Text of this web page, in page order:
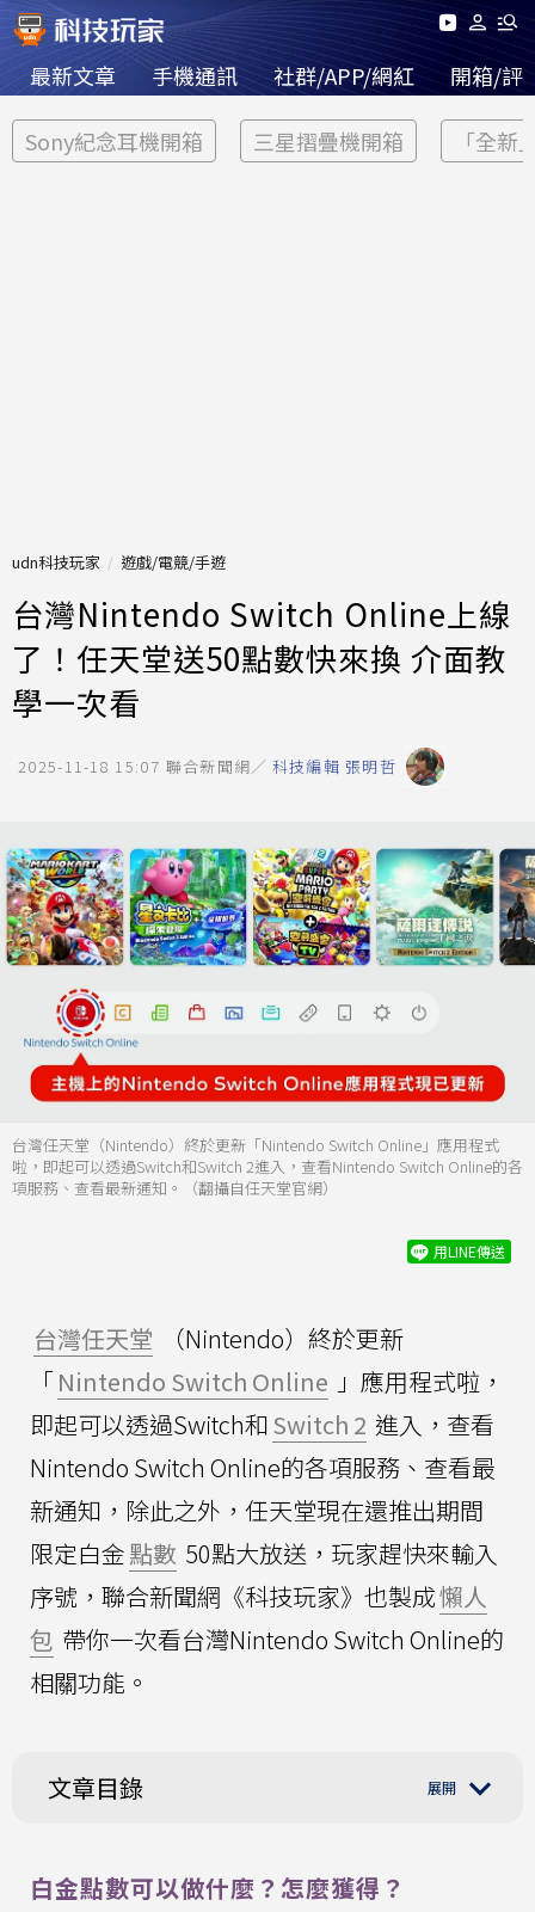
最新文章 手機通訊 社群/APP/網紅 開箱/評
Sony紀念耳機開箱 三星摺疊機開箱 「全新
udn科技玩家 遊戲/電競/手遊
台灣Nintendo Switch Online上線
了！任天堂送50點數快來換 介面教
學一次看
2025-11-18 15:07 聯合新聞網／ 科技編輯 張明哲
台灣任天堂（Nintendo）終於更新「Nintendo Switch Online」應用程式
啦，即起可以透過Switch和Switch 2進入，查看Nintendo Switch Online的各
項服務、查看最新通知。（翻攝自任天堂官網）
用LINE傳送
台灣任天堂
（Nintendo）終於更新
「Nintendo Switch Online 」應用程式啦，
即起可以透過Switch和Switch 2 進入，查看
Nintendo Switch Online的各項服務、查看最
新通知，除此之外，任天堂現在還推出期間
限定白金點數 50點大放送，玩家趕快來輸入
序號，聯合新聞網《科技玩家》也製成懶人
包 帶你一次看台灣Nintendo Switch Online的
相關功能。
文章目錄
白金點數可以做什麼？怎麼獲得？